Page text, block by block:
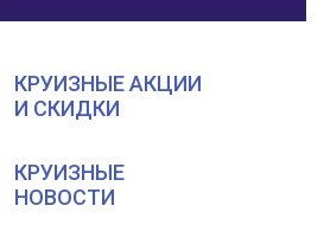
КРУИЗНЫЕ АКЦИИ
И СКИДКИ
КРУИЗНЫЕ
НОВОСТИ